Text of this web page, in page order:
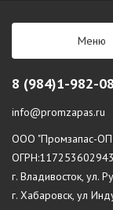
Меню
8 (984)1-982-
info@promzapas.ru
ООО "Промзапас-
г. Владивосток, ул.
г. Хабаровск, ул